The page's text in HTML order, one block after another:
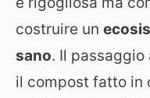
costruire un
sano. Il
il compost fatto in